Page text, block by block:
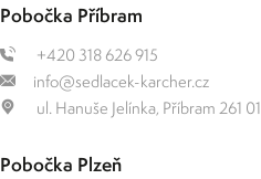
Pobočka Příbram
+420 318 626 915
info@sedlacek-karcher.cz
ul. Hanuše Jelínka, Příbram 261 01
Pobočka Plzeň